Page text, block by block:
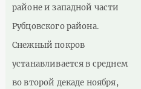
районе и западной части
Рубцовского района.
Снежный покров
устанавливается в среднем
во второй декаде ноября,